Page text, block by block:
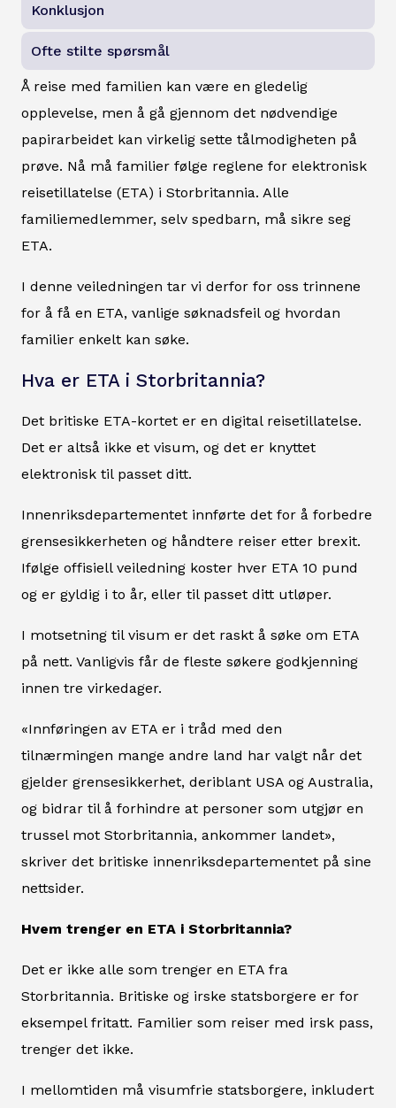
Konklusjon
Ofte stilte spørsmål
Å reise med familien kan være en gledelig
opplevelse, men å gå gjennom det nødvendige
papirarbeidet kan virkelig sette tålmodigheten på
prøve. Nå må familier følge reglene for elektronisk
reisetillatelse (ETA) i Storbritannia. Alle
familiemedlemmer, selv spedbarn, må sikre seg
ETA.
I denne veiledningen tar vi derfor for oss trinnene
for å få en ETA, vanlige søknadsfeil og hvordan
familier enkelt kan søke.
Hva er ETA i Storbritannia?
Det britiske ETA-kortet er en digital reisetillatelse.
Det er altså ikke et visum, og det er knyttet
elektronisk til passet ditt.
Innenriksdepartementet innførte det for å forbedre
grensesikkerheten og håndtere reiser etter brexit.
Ifølge offisiell veiledning koster hver ETA 10 pund
og er gyldig i to år, eller til passet ditt utløper.
I motsetning til visum er det raskt å søke om ETA
på nett. Vanligvis får de fleste søkere godkjenning
innen tre virkedager.
«Innføringen av ETA er i tråd med den
tilnærmingen mange andre land har valgt når det
gjelder grensesikkerhet, deriblant USA og Australia,
og bidrar til å forhindre at personer som utgjør en
trussel mot Storbritannia, ankommer landet»,
skriver det britiske innenriksdepartementet på sine
nettsider.
Hvem trenger en ETA i Storbritannia?
Det er ikke alle som trenger en ETA fra
Storbritannia. Britiske og irske statsborgere er for
eksempel fritatt. Familier som reiser med irsk pass,
trenger det ikke.
I mellomtiden må visumfrie statsborgere, inkludert